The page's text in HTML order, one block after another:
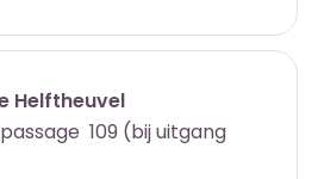
Helftheuvel
109 (bij uitgang